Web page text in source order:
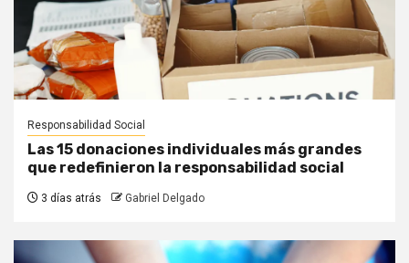
Responsabilidad Social
Las 15 donaciones individuales más grandes
que redefinieron la responsabilidad social
3 días atrás Gabriel Delgado